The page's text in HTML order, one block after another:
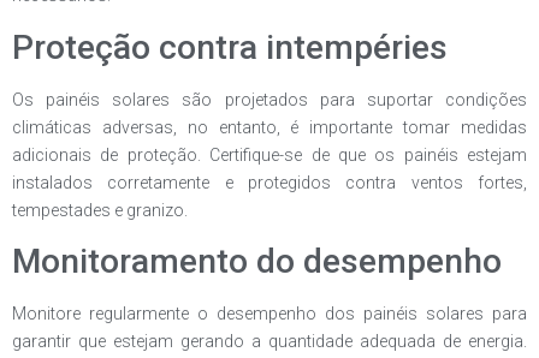
Proteção contra intempéries
Os painéis solares são projetados para suportar condições
climáticas adversas, no entanto, é importante tomar medidas
adicionais de proteção. Certifique-se de que os painéis estejam
instalados corretamente e protegidos contra ventos fortes,
tempestades e granizo.
Monitoramento do desempenho
Monitore regularmente o desempenho dos painéis solares para
garantir que estejam gerando a quantidade adequada de energia.